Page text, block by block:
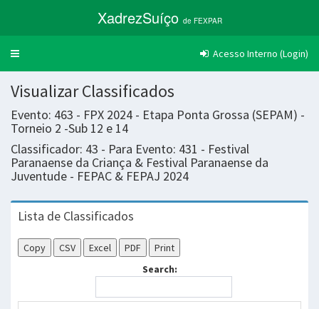
XadrezSuíço de FEXPAR
Trocar
Acesso Interno (Login)
Visualizar Classificados
Evento: 463 - FPX 2024 - Etapa Ponta Grossa (SEPAM) -
Torneio 2 -Sub 12 e 14
Classificador: 43 - Para Evento: 431 - Festival
Paranaense da Criança & Festival Paranaense da
Juventude - FEPAC & FEPAJ 2024
Lista de Classificados
Copy CSV Excel PDF
Print
Search: